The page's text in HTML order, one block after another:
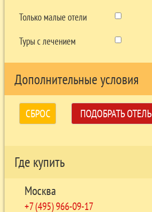
Только малые отели
Туры с лечением
Дополнительные условия
СБРОС ПОДОБРАТЬ ОТЕЛЬ
Где купить
Москва
+7 (495) 966-09-17